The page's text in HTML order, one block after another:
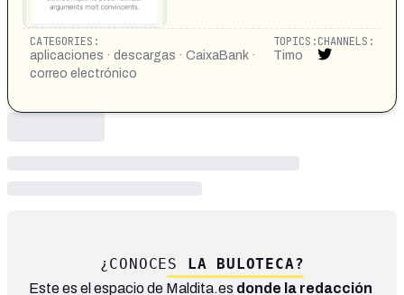
CATEGORIES:
aplicaciones · descargas · CaixaBank ·
correo electrónico
TOPICS:
Timo
CHANNELS:
¿CONOCES LA BULOTECA?
Este es el espacio de Maldita.es donde la redacción